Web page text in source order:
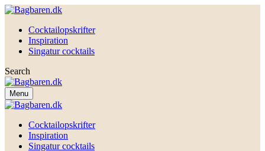
Cocktailopskrifter
Inspiration
Singatur cocktails
Search
Menu
Cocktailopskrifter
Inspiration
Singatur cocktails